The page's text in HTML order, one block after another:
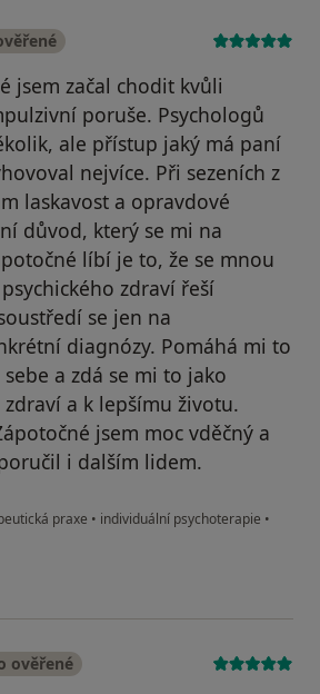
jsem začal chodit kvůli
poruše. Psychologů
ale přístup jaký má paní
nejvíce. Při sezeních z
laskavost a opravdové
důvod, který se mi na
líbí je to, že se mnou
zdraví řeší
se jen na
diagnózy. Pomáhá mi to
a zdá se mi to jako
a k lepšímu životu.
jsem moc vděčný a
i dalším lidem.
praxe • individuální psychoterapie •
ověřené